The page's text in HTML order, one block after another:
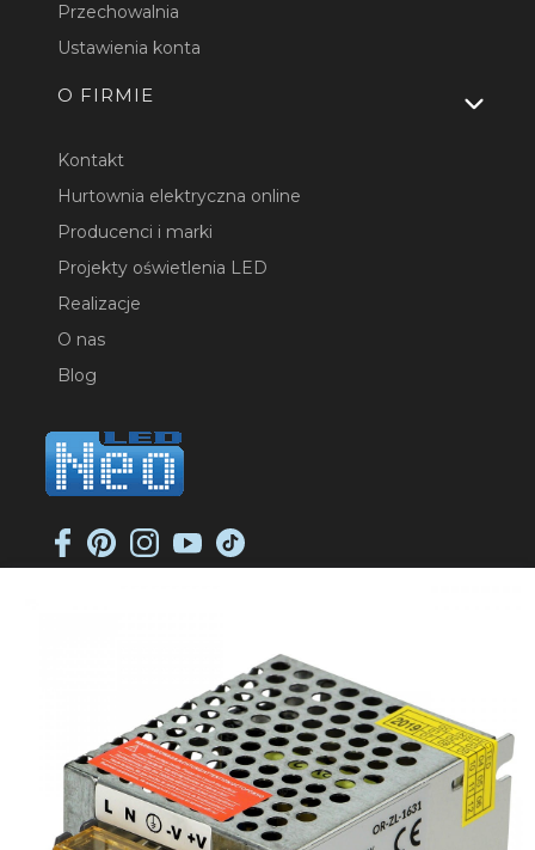
Przechowalnia
Ustawienia konta
O FIRMIE
Kontakt
Hurtownia elektryczna online
Producenci i marki
Projekty oświetlenia LED
Realizacje
O nas
Blog
NIP: 8951925233
sklep@neoled.pl